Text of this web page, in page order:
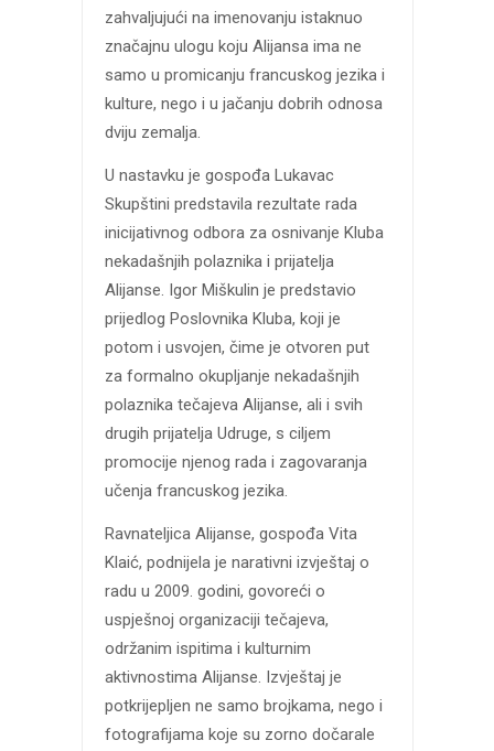
zahvaljujući na imenovanju istaknuo
značajnu ulogu koju Alijansa ima ne
samo u promicanju francuskog jezika i
kulture, nego i u jačanju dobrih odnosa
dviju zemalja.
U nastavku je gospođa Lukavac
Skupštini predstavila rezultate rada
inicijativnog odbora za osnivanje Kluba
nekadašnjih polaznika i prijatelja
Alijanse. Igor Miškulin je predstavio
prijedlog Poslovnika Kluba, koji je
potom i usvojen, čime je otvoren put
za formalno okupljanje nekadašnjih
polaznika tečajeva Alijanse, ali i svih
drugih prijatelja Udruge, s ciljem
promocije njenog rada i zagovaranja
učenja francuskog jezika.
Ravnateljica Alijanse, gospođa Vita
Klaić, podnijela je narativni izvještaj o
radu u 2009. godini, govoreći o
uspješnoj organizaciji tečajeva,
održanim ispitima i kulturnim
aktivnostima Alijanse. Izvještaj je
potkrijepljen ne samo brojkama, nego i
fotografijama koje su zorno dočarale